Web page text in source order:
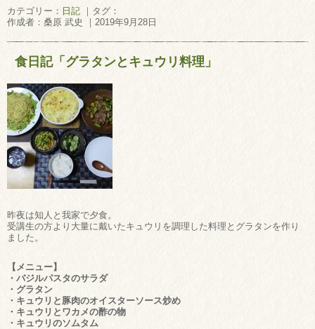
カテゴリー： 日記 ｜タグ：
作成者：桑原 武史 ｜2019年9月28日
食日記「グラタンとキュウリ料理」
昨夜は知人と我家で夕食。
受講生の方より大量に戴いたキュウリを調理した料理とグラタンを作り
ました。
【メニュー】
・バジルパスタのサラダ
・グラタン
・キュウリと豚肉のオイスターソース炒め
・キュウリとワカメの酢の物
・キュウリのソムタム